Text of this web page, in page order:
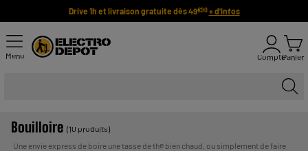
Drive 1h et livraison gratuite dès 49€90 + d'infos
Menu ComptePanier
Bouilloire (10 produits)
Une envie express de boire une tasse de thé bien chaud, ou simplement de faire